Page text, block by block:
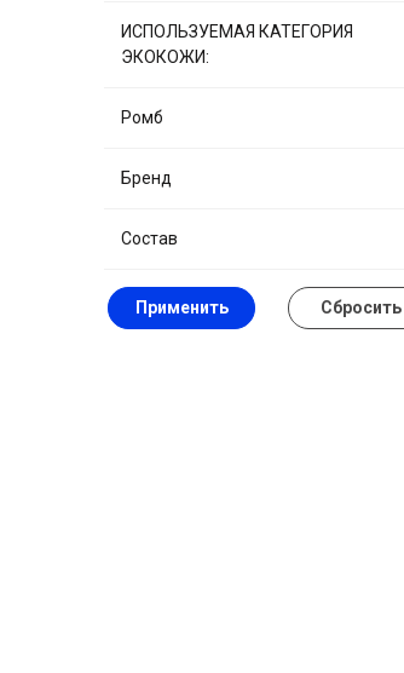
ИСПОЛЬЗУЕМАЯ КАТЕГОРИЯ
ЭКОКОЖИ:
Ромб
Бренд
Состав
Применить Сбросить